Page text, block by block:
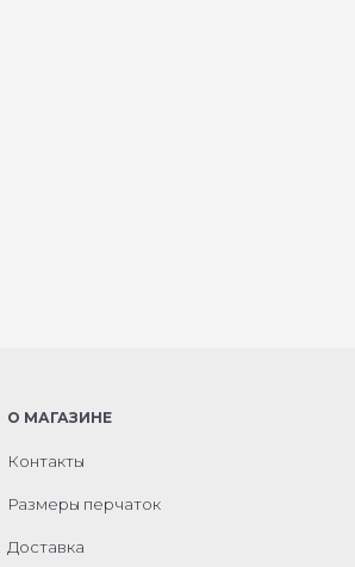
О МАГАЗИНЕ
Контакты
Размеры перчаток
Доставка